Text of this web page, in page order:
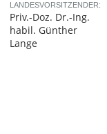
LANDESVORSITZENDER:
Priv.-Doz. Dr.-Ing.
habil. Günther
Lange